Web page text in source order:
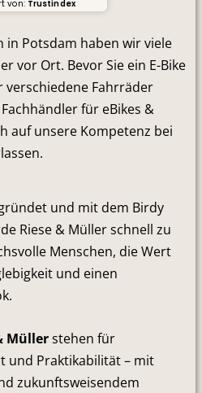
von: Trustindex
in Potsdam haben wir viele
vor Ort. Bevor Sie ein E-Bike
verschiedene Fahrräder
für eBikes &
auf unsere Kompetenz bei
und mit dem Birdy
Riese & Müller schnell zu
Menschen, die Wert
und einen
Müllerstehen für
und Praktikabilität – mit
zukunftsweisendem